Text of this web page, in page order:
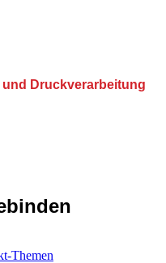
Druckverarbeitung
Themen